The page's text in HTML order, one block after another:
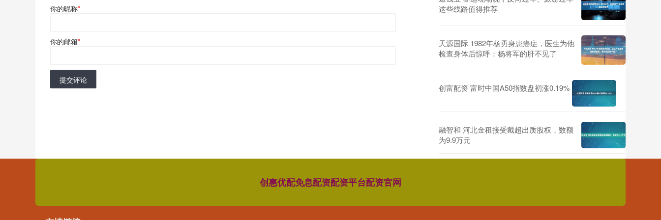
你的昵称*
你的邮箱*
提交评论
这些线路值得推荐
天源国际 1982年杨勇身患癌症，医生为他
检查身体后惊呼：杨将军的肝不见了
创富配资 富时中国A50指数盘初涨0.19%
融智和 河北金租接受戴超出质股权，数额
为9.9万元
创惠优配免息配资配资平台配资官网